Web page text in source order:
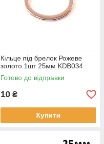
Кільце під брелок Рожеве
золото 1шт 25мм KDB034
Готово до відправки
10 ₴
Купити